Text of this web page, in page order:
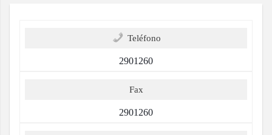
Teléfono
2901260
Fax
2901260